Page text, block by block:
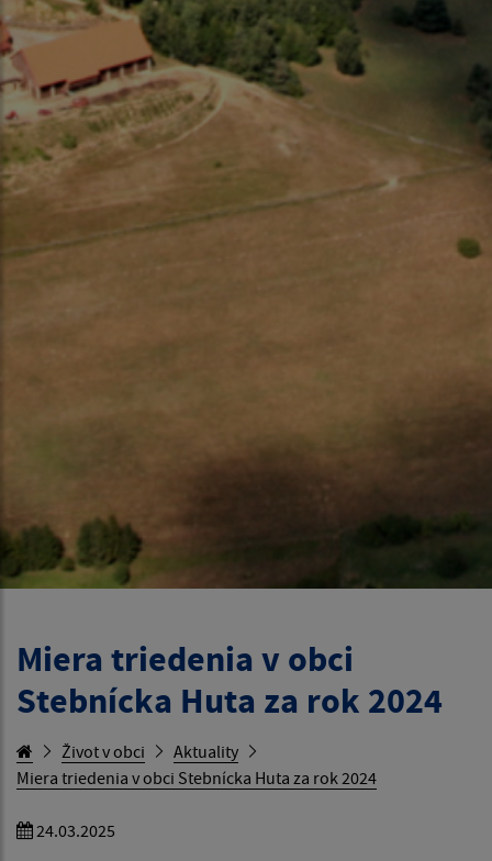
Miera triedenia v obci
Stebnícka Huta za rok 2024
Život v obci
Aktuality
Miera triedenia v obci Stebnícka Huta za rok 2024
24.03.2025